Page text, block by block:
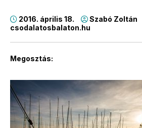
2016. április 18.
Szabó Zoltán
csodalatosbalaton.hu
Megosztás: